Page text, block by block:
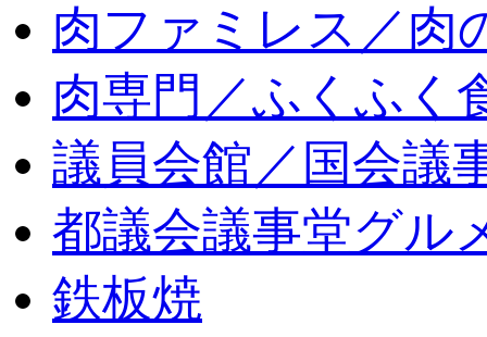
肉ファミレス／肉
肉専門／ふくふく
議員会館／国会議
都議会議事堂グル
鉄板焼